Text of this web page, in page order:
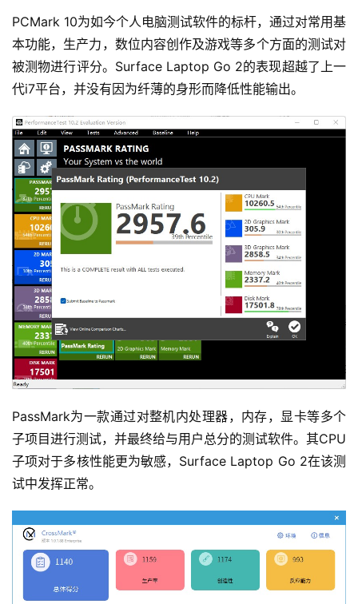
PCMark 10为如今个人电脑测试软件的标杆，通过对常用基
本功能，生产力，数位内容创作及游戏等多个方面的测试对
被测物进行评分。Surface Laptop Go 2的表现超越了上一
代i7平台，并没有因为纤薄的身形而降低性能输出。
PassMark为一款通过对整机内处理器，内存，显卡等多个
子项目进行测试，并最终给与用户总分的测试软件。其CPU
子项对于多核性能更为敏感，Surface Laptop Go 2在该测
试中发挥正常。